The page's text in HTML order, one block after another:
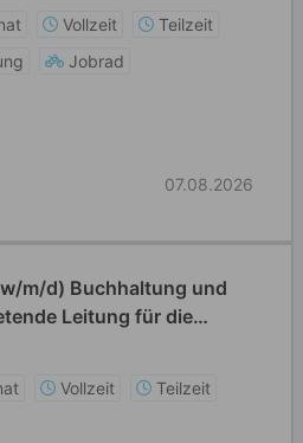
Vollzeit
Teilzeit
Jobrad
07.08.2026
m/d) Buchhaltung und
Leitung für die
Vollzeit
Teilzeit